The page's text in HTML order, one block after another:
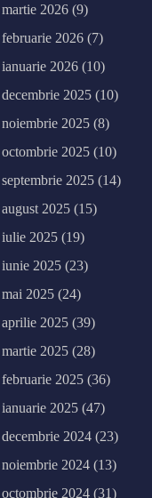
martie 2026 (9)
februarie 2026 (7)
ianuarie 2026 (10)
decembrie 2025 (10)
noiembrie 2025 (8)
octombrie 2025 (10)
septembrie 2025 (14)
august 2025 (15)
iulie 2025 (19)
iunie 2025 (23)
mai 2025 (24)
aprilie 2025 (39)
martie 2025 (28)
februarie 2025 (36)
ianuarie 2025 (47)
decembrie 2024 (23)
noiembrie 2024 (13)
octombrie 2024 (31)